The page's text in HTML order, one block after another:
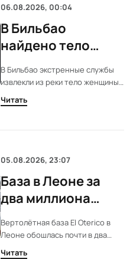
06.08.2026, 00:04
В Бильбао
найдено тело
женщины в воде:
полиция выясняет
обстоятельства
В Бильбао экстренные службы
извлекли из реки тело женщины.
Личность погибшей пока не
установлена. Полиция начала
Читать
05.08.2026, 23:07
База в Леоне за
два миллиона
почти
простаивает
Вертолётная база El Oterico в
Леоне обошлась почти в два
миллиона евро. К лету 2026 её
Читать